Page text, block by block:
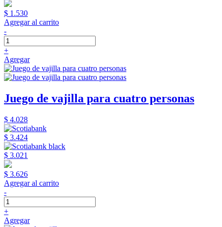
$ 1.530
Agregar al carrito
-
+
Agregar
Juego de vajilla para cuatro personas
$ 4.028
$ 3.424
$ 3.021
$ 3.626
Agregar al carrito
-
+
Agregar